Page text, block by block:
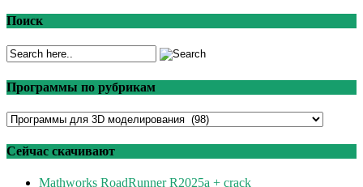
Поиск
Программы по рубрикам
Программы
рубрикам
Сейчас скачивают
Mathworks RoadRunner R2025a + crack